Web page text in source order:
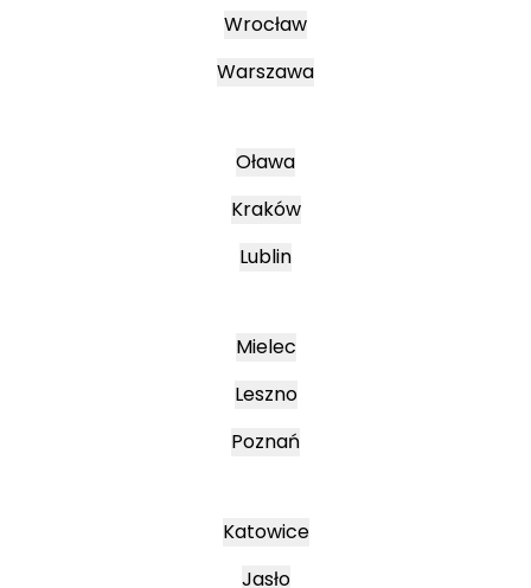
Wrocław
Warszawa
Oława
Kraków
Lublin
Mielec
Leszno
Poznań
Katowice
Jasło